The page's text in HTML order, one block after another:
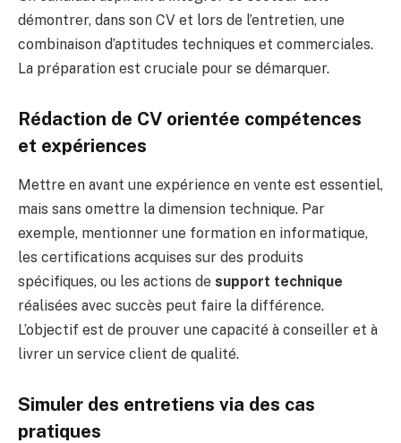
démontrer, dans son CV et lors de l’entretien, une
combinaison d’aptitudes techniques et commerciales.
La préparation est cruciale pour se démarquer.
Rédaction de CV orientée compétences
et expériences
Mettre en avant une expérience en vente est essentiel,
mais sans omettre la dimension technique. Par
exemple, mentionner une formation en informatique,
les certifications acquises sur des produits
spécifiques, ou les actions de support technique
réalisées avec succès peut faire la différence.
L’objectif est de prouver une capacité à conseiller et à
livrer un service client de qualité.
Simuler des entretiens via des cas
pratiques